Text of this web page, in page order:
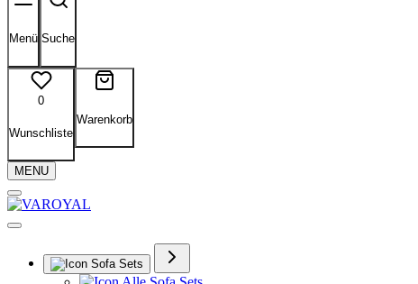
Menü Suche
0
Wunschliste
Warenkorb
MENU
Sofa Sets